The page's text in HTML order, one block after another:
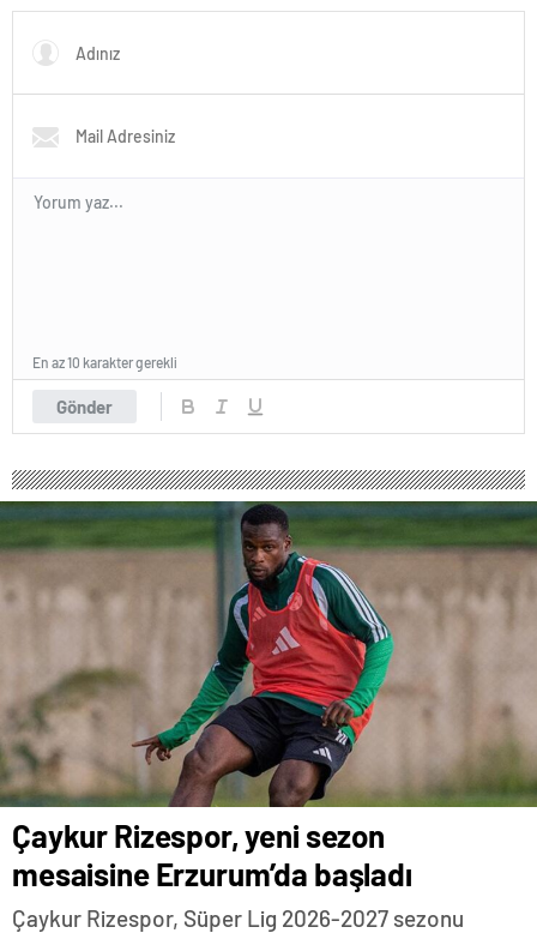
Gönder
En az 10 karakter gerekli
Çaykur Rizespor, yeni sezon
mesaisine Erzurum’da başladı
Çaykur Rizespor, Süper Lig 2026-2027 sezonu